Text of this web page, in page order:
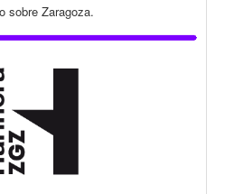
sobre Zaragoza.